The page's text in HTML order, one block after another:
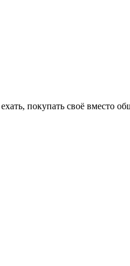
покупать своё вместо